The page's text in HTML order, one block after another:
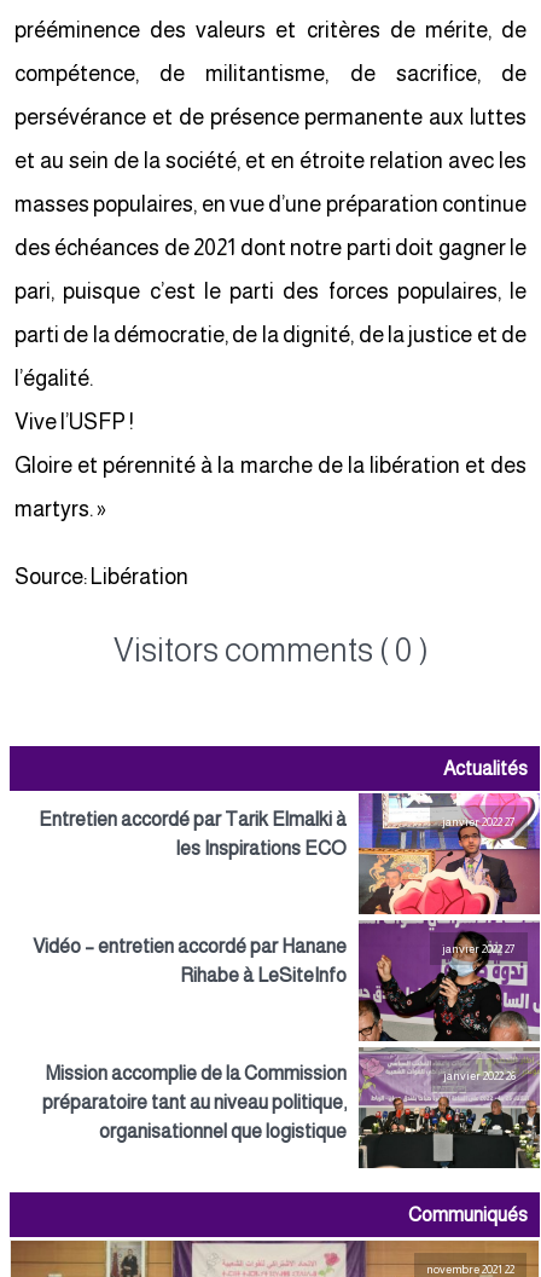
prééminence des valeurs et critères de mérite, de
compétence, de militantisme, de sacrifice, de
persévérance et de présence permanente aux luttes
et au sein de la société, et en étroite relation avec les
masses populaires, en vue d’une préparation continue
des échéances de 2021 dont notre parti doit gagner le
pari, puisque c’est le parti des forces populaires, le
parti de la démocratie, de la dignité, de la justice et de
l’égalité.
Vive l’USFP !
Gloire et pérennité à la marche de la libération et des
martyrs. »
Source: Libération
Visitors comments ( 0 )
Actualités
27 janvier 2022
Entretien accordé par Tarik Elmalki à
les Inspirations ECO
27 janvier 2022
Vidéo – entretien accordé par Hanane
Rihabe à LeSiteInfo
26 janvier 2022
Mission accomplie de la Commission
préparatoire tant au niveau politique,
organisationnel que logistique
Communiqués
22 novembre 2021